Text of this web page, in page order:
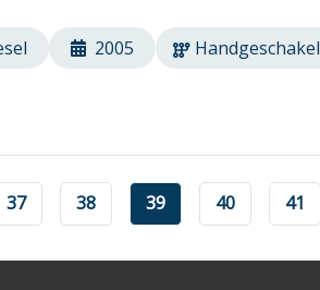
2005
37 38 39 40 41